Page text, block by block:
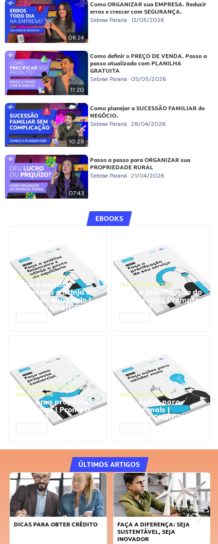
06:24
Como ORGANIZAR sua EMPRESA. Reduzir
erros e crescer com SEGURANÇA.
Sebrae Paraná 12/05/2026
11:20
Como definir o PREÇO DE VENDA. Passo a
passo atualizado com PLANILHA
GRATUITA
Sebrae Paraná 05/05/2026
10:28
Como planejar a SUCESSÃO FAMILIAR do
NEGÓCIO.
Sebrae Paraná 28/04/2026
07:43
Passo a passo para ORGANIZAR sua
PROPRIEDADE RURAL
Sebrae Paraná 21/04/2026
EBOOKS
GESTÃO FINANCEIRA
Faça a análise
financeira e atinja o
ponto de equilíbrio |
Prompts ChatGPT
GESTÃO FINANCEIRA
Faça a precificação do
seu serviço | Prompts
ChatGPT
NEGÓCIOS, PROCESSOS
EMPRESARIAIS
Faça uma proposta
comercial | Prompts
ChatGPT
NEGÓCIOS, VENDAS
Faça ações para
vender mais |
Prompts ChatGPT
ÚLTIMOS ARTIGOS
DICAS PARA OBTER CRÉDITO
FAÇA A DIFERENÇA: SEJA
SUSTENTÁVEL, SEJA
INOVADOR